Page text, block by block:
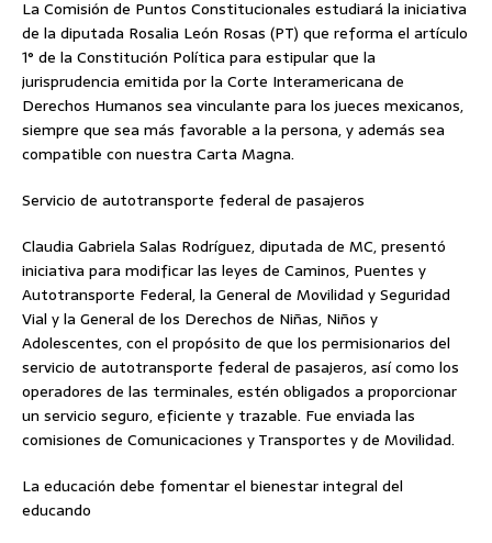
La Comisión de Puntos Constitucionales estudiará la iniciativa
de la diputada Rosalia León Rosas (PT) que reforma el artículo
1° de la Constitución Política para estipular que la
jurisprudencia emitida por la Corte Interamericana de
Derechos Humanos sea vinculante para los jueces mexicanos,
siempre que sea más favorable a la persona, y además sea
compatible con nuestra Carta Magna.
Servicio de autotransporte federal de pasajeros
Claudia Gabriela Salas Rodríguez, diputada de MC, presentó
iniciativa para modificar las leyes de Caminos, Puentes y
Autotransporte Federal, la General de Movilidad y Seguridad
Vial y la General de los Derechos de Niñas, Niños y
Adolescentes, con el propósito de que los permisionarios del
servicio de autotransporte federal de pasajeros, así como los
operadores de las terminales, estén obligados a proporcionar
un servicio seguro, eficiente y trazable. Fue enviada las
comisiones de Comunicaciones y Transportes y de Movilidad.
La educación debe fomentar el bienestar integral del
educando